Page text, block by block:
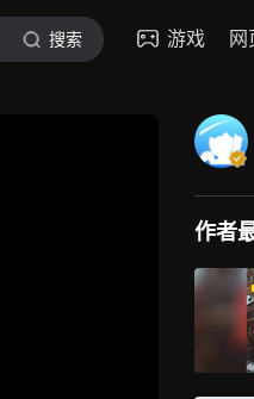
搜索 游戏 网
作者